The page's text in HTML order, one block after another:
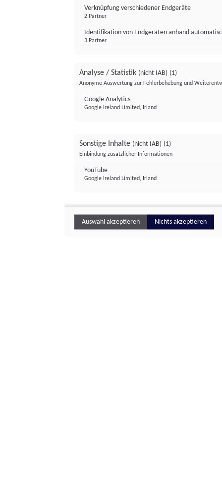
Verknüpfung verschiedener Endgeräte
2 Partner
Identifikation von Endgeräten anhand
3 Partner
Analyse / Statistik (nicht IAB) (1)
Anonyme Auswertung zur Fehlerbehebung und
Google Analytics
Google Ireland Limited, Irland
Sonstige Inhalte (nicht IAB) (1)
Einbindung zusätzlicher Informationen
YouTube
Google Ireland Limited, Irland
Auswahl akzeptieren Nichts akzeptieren